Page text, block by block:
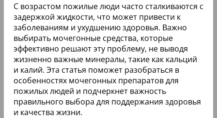
С возрастом пожилые люди часто сталкиваются с
задержкой жидкости, что может привести к
заболеваниям и ухудшению здоровья. Важно
выбирать мочегонные средства, которые
эффективно решают эту проблему, не выводя
жизненно важные минералы, такие как кальций
и калий. Эта статья поможет разобраться в
особенностях мочегонных препаратов для
пожилых людей и подчеркнет важность
правильного выбора для поддержания здоровья
и качества жизни.